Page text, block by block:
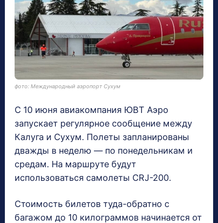
фото: Международный аэропорт Сухум
С 10 июня авиакомпания ЮВТ Аэро
запускает регулярное сообщение между
Калуга и Сухум. Полеты запланированы
дважды в неделю — по понедельникам и
средам. На маршруте будут
использоваться самолеты CRJ-200.
Стоимость билетов туда-обратно с
багажом до 10 килограммов начинается от